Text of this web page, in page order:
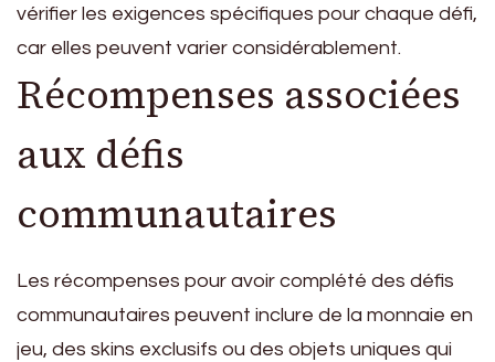
vérifier les exigences spécifiques pour chaque défi,
car elles peuvent varier considérablement.
Récompenses associées
aux défis
communautaires
Les récompenses pour avoir complété des défis
communautaires peuvent inclure de la monnaie en
jeu, des skins exclusifs ou des objets uniques qui